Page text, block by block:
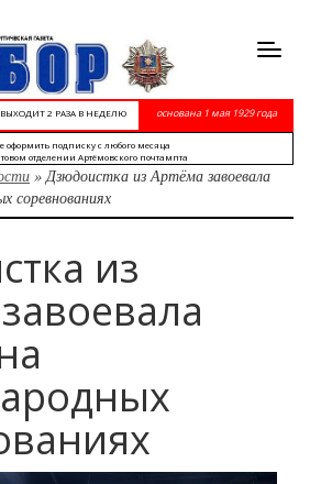
ВЫХОДИТ 2 РАЗА В НЕДЕЛЮ основана 1 мая 1929 года
оформить подписку с любого месяца
отделении Артёмовского почтампта
»Дзюдоистка из Артёма завоевала
соревнованиях
из